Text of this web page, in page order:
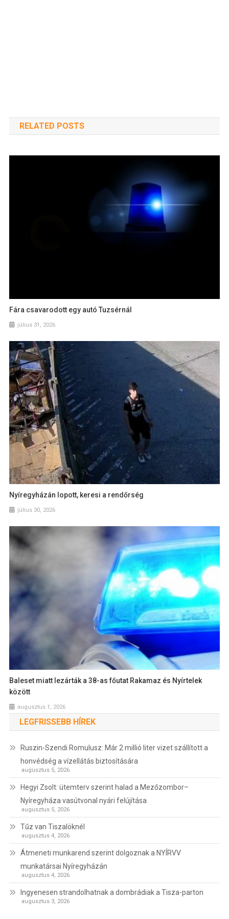
RELATED POSTS
Fára csavarodott egy autó Tuzsérnál
július 31, 2026
Nyíregyházán lopott, keresi a rendőrség
július 30, 2026
Baleset miatt lezárták a 38-as főutat Rakamaz és Nyírtelek
között
augusztus 1, 2026
LEGFRISSEBB HÍREK
Ruszin-Szendi Romulusz: Már 2 millió liter vizet szállított a
honvédség a vízellátás biztosítására
augusztus 5, 2026
Hegyi Zsolt: ütemterv szerint halad a Mezőzombor–
Nyíregyháza vasútvonal nyári felújítása
augusztus 5, 2026
Tűz van Tiszalöknél
augusztus 4, 2026
Átmeneti munkarend szerint dolgoznak a NYÍRVV
munkatársai Nyíregyházán
augusztus 4, 2026
Ingyenesen strandolhatnak a dombrádiak a Tisza-parton
augusztus 3, 2026